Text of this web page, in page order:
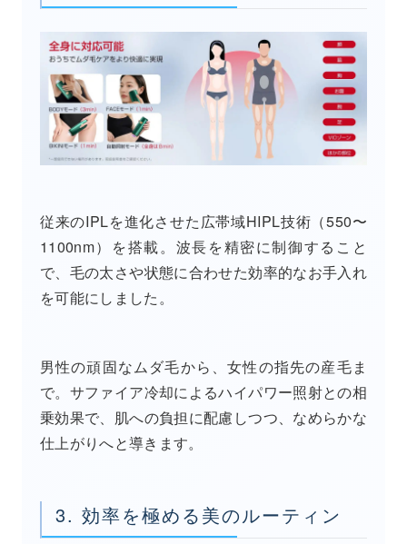
従来のIPLを進化させた広帯域HIPL技術（550〜
1100nm）を搭載。波長を精密に制御すること
で、毛の太さや状態に合わせた効率的なお手入れ
を可能にしました。
男性の頑固なムダ毛から、女性の指先の産毛ま
で。サファイア冷却によるハイパワー照射との相
乗効果で、肌への負担に配慮しつつ、なめらかな
仕上がりへと導きます。
3. 効率を極める美のルーティン